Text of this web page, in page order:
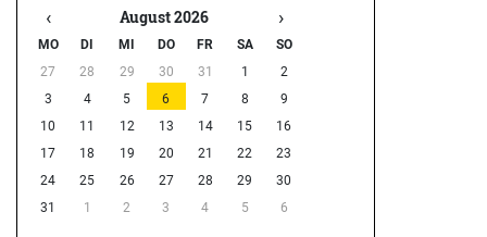
‹ August 2026 ›
MO DI MI DO FR SA
SO
27
28 29 30 31 1
2
3
4 5 6 7 8
9
10
11 12 13 14 15
16
17
18 19 20 21 22
23
24
25 26 27 28 29
30
31
1 2 3 4 5 6